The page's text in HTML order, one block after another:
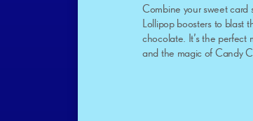
Combine your sweet card
Lollipop boosters to blast
chocolate. It’s the perfect
and the magic of Candy